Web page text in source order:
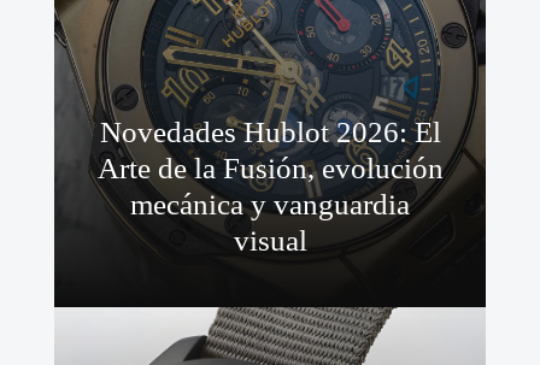
Novedades Hublot 2026: El
Arte de la Fusión, evolución
mecánica y vanguardia
visual